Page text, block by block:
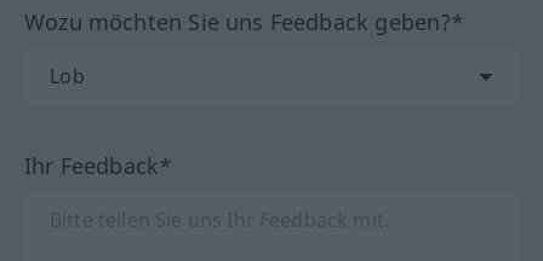
Wozu möchten Sie uns Feedback geben?*
Ihr Feedback*